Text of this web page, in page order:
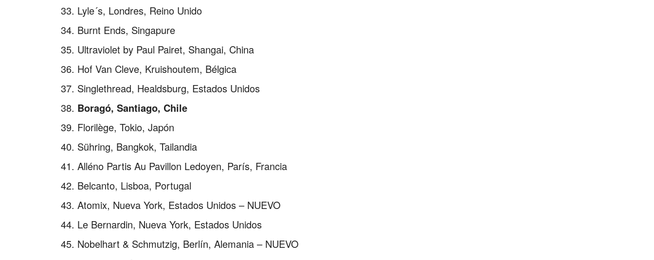
Lyle´s, Londres, Reino Unido
Burnt Ends, Singapure
Ultraviolet by Paul Pairet, Shangai, China
Hof Van Cleve, Kruishoutem, Bélgica
Singlethread, Healdsburg, Estados Unidos
Boragó, Santiago, Chile
Florilège, Tokio, Japón
Sühring, Bangkok, Tailandia
Alléno Partis Au Pavillon Ledoyen, París, Francia
Belcanto, Lisboa, Portugal
Atomix, Nueva York, Estados Unidos – NUEVO
Le Bernardin, Nueva York, Estados Unidos
Nobelhart & Schmutzig, Berlín, Alemania – NUEVO